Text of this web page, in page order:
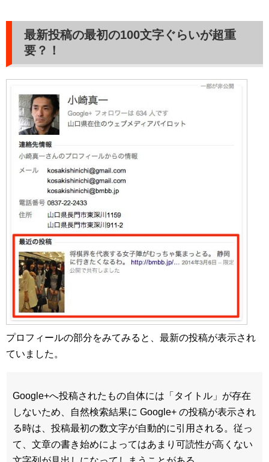
最新投稿の最初の100文字ぐらいが超重
要？！
プロフィールの部分をみてみると、最新の投稿が表示され
ていました。
Google+へ投稿されたもの自体には「タイトル」が存在
しないため、自然検索結果に Google+ の投稿が表示され
る時は、投稿最初の数文字が自動的に引用される。従っ
て、文章の書き始めによってはあまり可読性が高くない